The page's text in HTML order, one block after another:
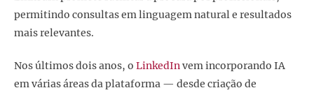
permitindo consultas em linguagem natural e resultados
mais relevantes.
Nos últimos dois anos, o LinkedInvem incorporando IA
em várias áreas da plataforma — desde criação de